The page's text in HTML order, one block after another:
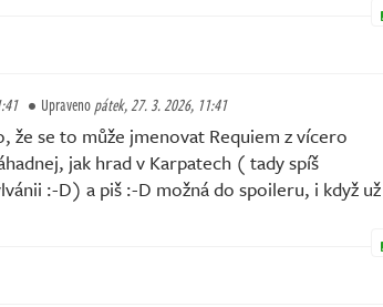
Upravenopátek, 27. 3. 2026, 11:41
že se to může jmenovat Requiem z vícero
jak hrad v Karpatech ( tady spíš
:⁠-⁠D) a piš :⁠-⁠D možná do spoileru, i když už